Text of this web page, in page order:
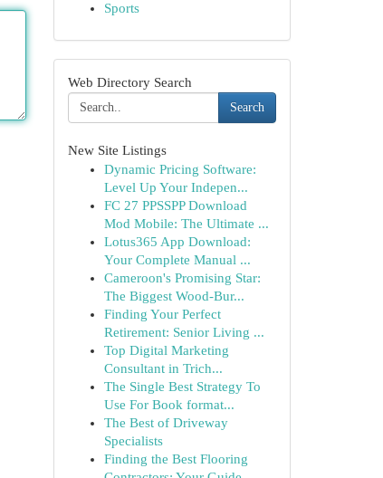
Sports
Web Directory Search
Search
New Site Listings
Dynamic Pricing Software:
Level Up Your Indepen...
FC 27 PPSSPP Download
Mod Mobile: The Ultimate ...
Lotus365 App Download:
Your Complete Manual ...
Cameroon's Promising Star:
The Biggest Wood-Bur...
Finding Your Perfect
Retirement: Senior Living ...
Top Digital Marketing
Consultant in Trich...
The Single Best Strategy To
Use For Book format...
The Best of Driveway
Specialists
Finding the Best Flooring